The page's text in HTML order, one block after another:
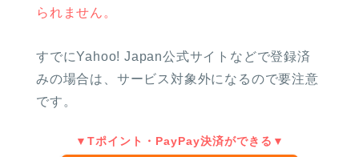
られません。
すでにYahoo! Japan公式サイトなどで登録済
みの場合は、サービス対象外になるので要注意
です。
▼Tポイント・PayPay決済ができる▼